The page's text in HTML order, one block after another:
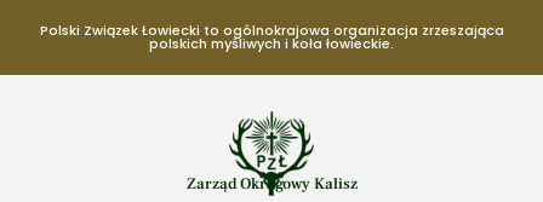
Polski Związek Łowiecki to ogólnokrajowa organizacja zrzeszająca
polskich myśliwych i koła łowieckie.
Zarząd Okręgowy Kalisz